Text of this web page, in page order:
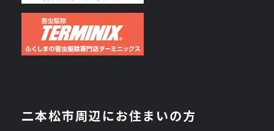
二本松市周辺にお住まいの方